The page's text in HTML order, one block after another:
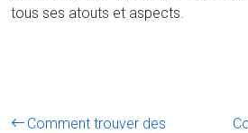
tous ses atouts et aspects.
Comment trouver des